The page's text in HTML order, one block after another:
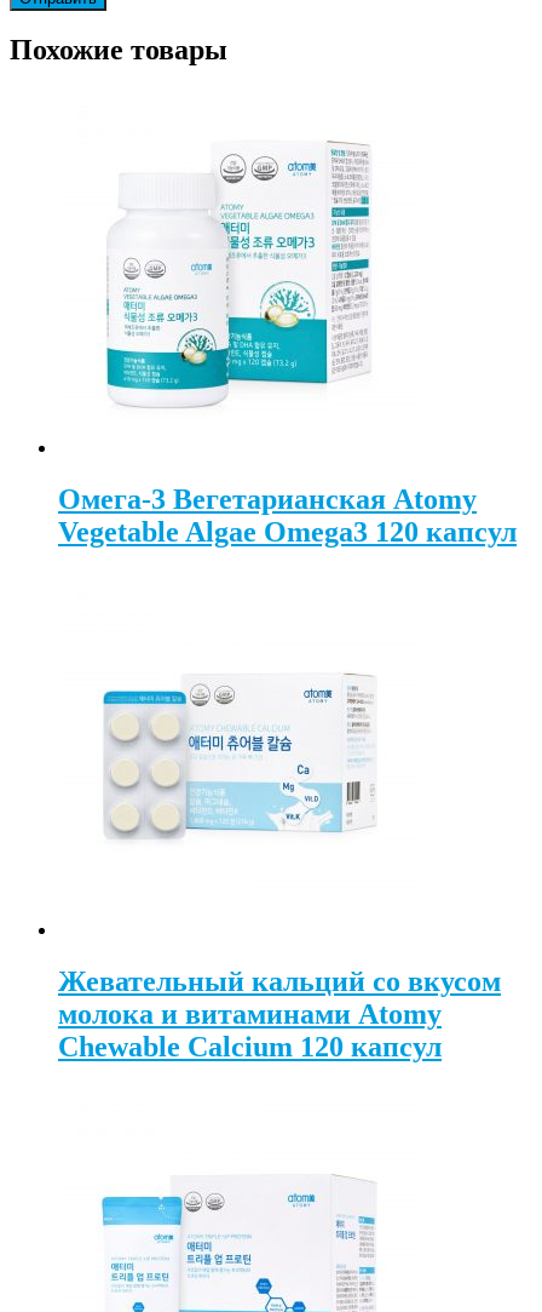
Похожие товары
Омега-3 Вегетарианская Atomy
Vegetable Algae Omega3 120 капсул
Жевательный кальций со вкусом
молока и витаминами Atomy
Chewable Calcium 120 капсул